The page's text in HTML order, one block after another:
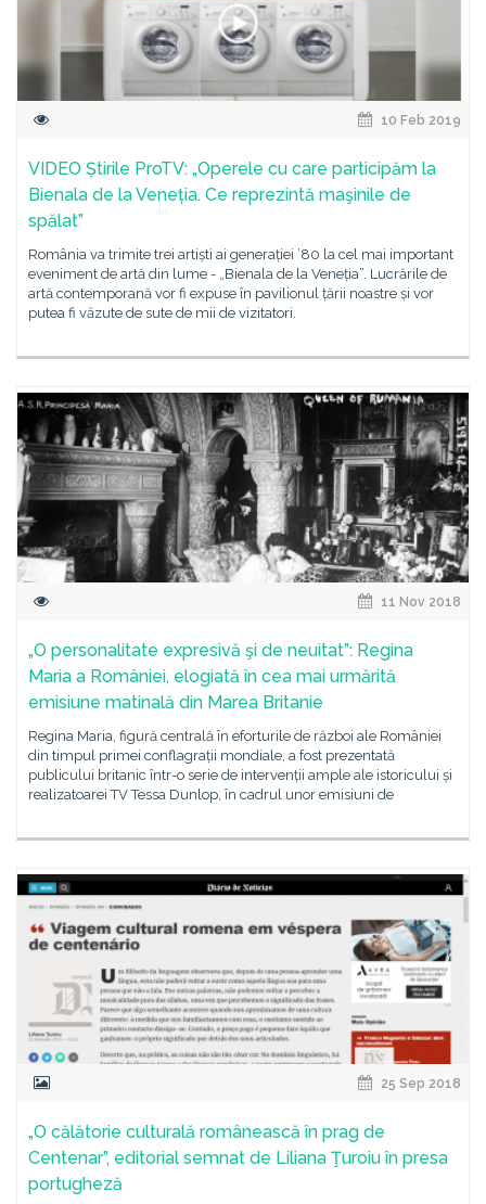
10 Feb 2019
VIDEO Știrile ProTV: „Operele cu care participăm la
Bienala de la Veneția. Ce reprezintă maşinile de
spălat”
România va trimite trei artiști ai generației ’80 la cel mai important
eveniment de artă din lume - „Bienala de la Veneția”. Lucrările de
artă contemporană vor fi expuse în pavilionul țării noastre și vor
putea fi văzute de sute de mii de vizitatori.
11 Nov 2018
„O personalitate expresivă şi de neuitat”: Regina
Maria a României, elogiată în cea mai urmărită
emisiune matinală din Marea Britanie
Regina Maria, figură centrală în eforturile de război ale României
din timpul primei conflagrații mondiale, a fost prezentată
publicului britanic într-o serie de intervenții ample ale istoricului și
realizatoarei TV Tessa Dunlop, în cadrul unor emisiuni de
25 Sep 2018
„O călătorie culturală românească în prag de
Centenar”, editorial semnat de Liliana Ţuroiu în presa
portugheză